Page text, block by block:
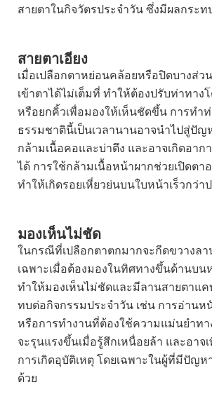
สายตาในกิจวัตรประจำวัน ซึ่งมีผลกระ
สายตาเอียง
เมื่อเปลือกตาหย่อนคล้อยหรือปิดบางส่ว
เข้าตาได้ไม่เต็มที่ ทำให้ต้องปรับท่าทาง
หรือยกคิ้วเพื่อมองให้เห็นชัดขึ้น การทำ
ธรรมชาตินี้เป็นเวลานานอาจนำไปสู่ปัญ
กล้ามเนื้อคอและบ่าตึง และอาจเกิดอาก
ได้ การใช้กล้ามเนื้อหน้าผากช่วยเปิดตา
ทำให้เกิดรอยเหี่ยวย่นบนใบหน้าเร็วกว่า
มองเห็นไม่ชัด
ในกรณีที่เปลือกตาตกมากจะกีดขวางลา
เฉพาะเมื่อต้องมองในทิศทางขึ้นด้านบน
ทำให้มองเห็นไม่ชัดและมีลานสายตาแค
ทบต่อกิจกรรมประจำวัน เช่น การอ่านห
หรือการทำงานที่ต้องใช้ความแม่นยำทา
จะรุนแรงขึ้นเมื่อรู้สึกเหนื่อยล้า และอาจ
การเกิดอุบัติเหตุ โดยเฉพาะในผู้ที่มีปัญห
ด้วย